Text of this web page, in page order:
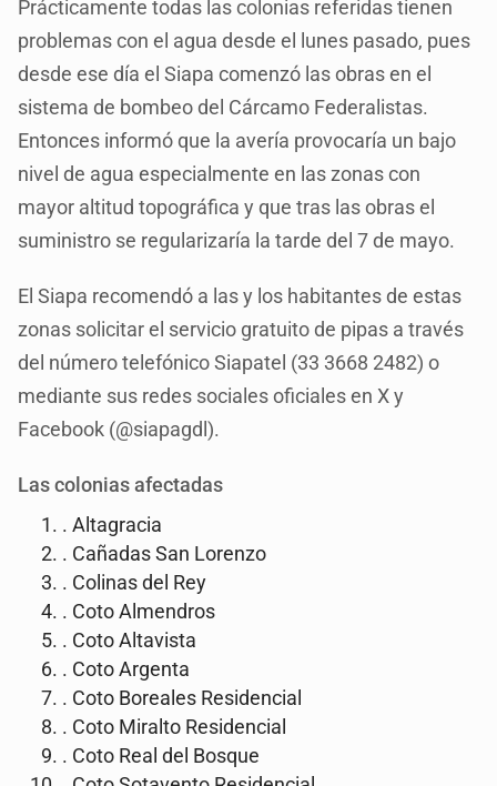
Prácticamente todas las colonias referidas tienen
problemas con el agua desde el lunes pasado, pues
desde ese día el Siapa comenzó las obras en el
sistema de bombeo del Cárcamo Federalistas.
Entonces informó que la avería provocaría un bajo
nivel de agua especialmente en las zonas con
mayor altitud topográfica y que tras las obras el
suministro se regularizaría la tarde del 7 de mayo.
El Siapa recomendó a las y los habitantes de estas
zonas solicitar el servicio gratuito de pipas a través
del número telefónico Siapatel (33 3668 2482) o
mediante sus redes sociales oficiales en X y
Facebook (@siapagdl).
Las colonias afectadas
. Altagracia
. Cañadas San Lorenzo
. Colinas del Rey
. Coto Almendros
. Coto Altavista
. Coto Argenta
. Coto Boreales Residencial
. Coto Miralto Residencial
. Coto Real del Bosque